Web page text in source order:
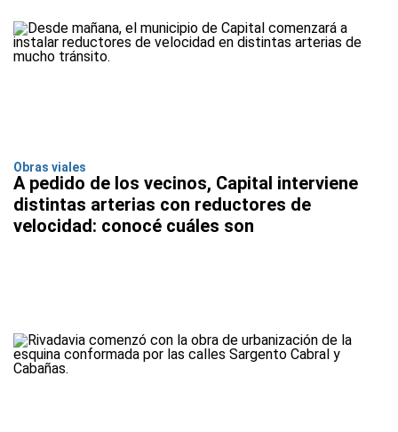
Obras viales
A pedido de los vecinos, Capital interviene
distintas arterias con reductores de
velocidad: conocé cuáles son